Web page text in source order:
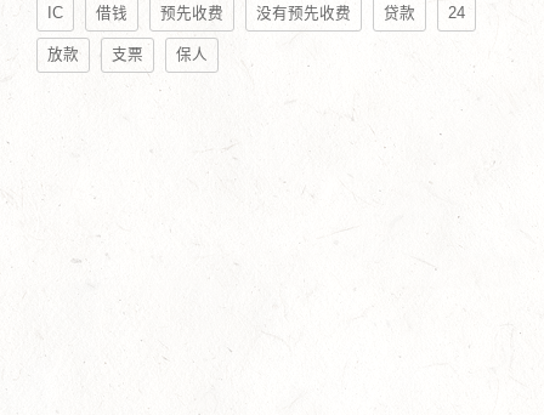
IC 借钱 预先收费 没有预先收费 贷款 24
放款 支票 保人